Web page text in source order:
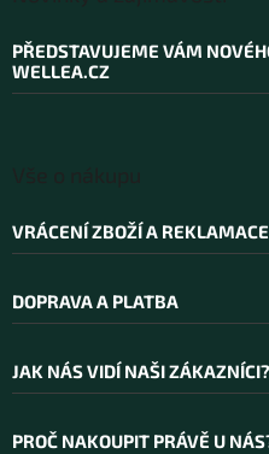
PŘEDSTAVUJEME VÁM
WELLEA.CZ
VRÁCENÍ ZBOŽÍ A REKLAMACE
DOPRAVA A PLATBA
JAK NÁS VIDÍ NAŠI ZÁKAZNÍCI?
PROČ NAKOUPIT PRÁVĚ U